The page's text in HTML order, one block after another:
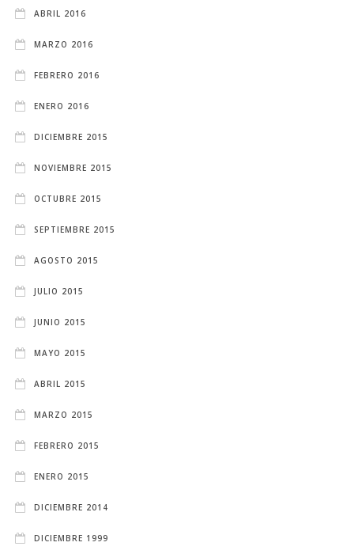
ABRIL 2016
MARZO 2016
FEBRERO 2016
ENERO 2016
DICIEMBRE 2015
NOVIEMBRE 2015
OCTUBRE 2015
SEPTIEMBRE 2015
AGOSTO 2015
JULIO 2015
JUNIO 2015
MAYO 2015
ABRIL 2015
MARZO 2015
FEBRERO 2015
ENERO 2015
DICIEMBRE 2014
DICIEMBRE 1999